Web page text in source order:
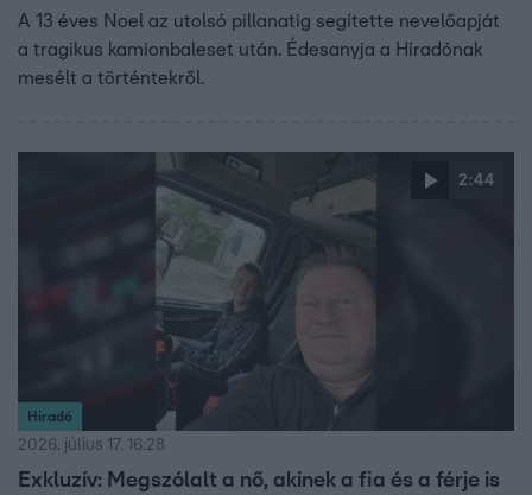
A 13 éves Noel az utolsó pillanatig segítette nevelőapját
a tragikus kamionbaleset után. Édesanyja a Híradónak
mesélt a történtekről.
2:44
Híradó
2026. július 17. 16:28
Exkluzív: Megszólalt a nő, akinek a fia és a férje is